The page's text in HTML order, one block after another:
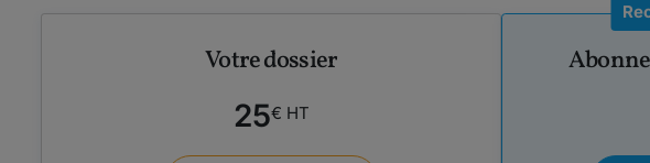
Votre dossier
25€ HT